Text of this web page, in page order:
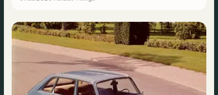
principaux points forts… et ses quelques faiblesses.